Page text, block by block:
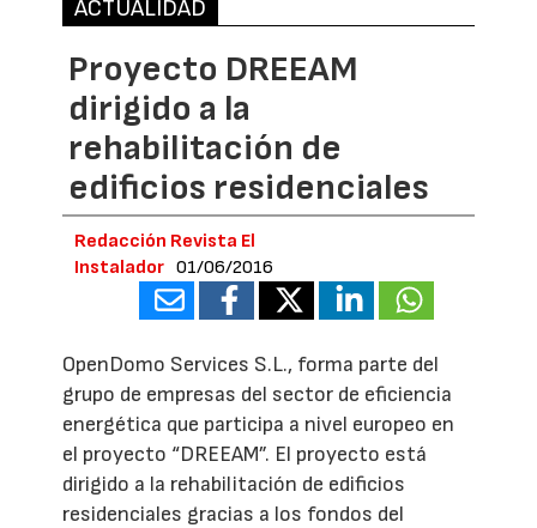
ACTUALIDAD
Proyecto DREEAM
dirigido a la
rehabilitación de
edificios residenciales
Redacción Revista El
Instalador 01/06/2016
OpenDomo Services S.L., forma parte del
grupo de empresas del sector de eficiencia
energética que participa a nivel europeo en
el proyecto “DREEAM”. El proyecto está
dirigido a la rehabilitación de edificios
residenciales gracias a los fondos del